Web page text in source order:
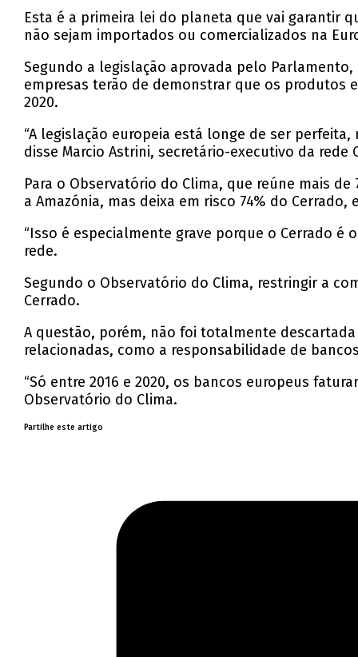
Esta é a primeira lei do planeta que vai garantir
não sejam importados ou comercializados na
Segundo a legislação aprovada pelo
empresas terão de demonstrar que os produtos
2020.
“A legislação europeia está longe de ser
disse Marcio Astrini, secretário-executivo da
Para o Observatório do Clima, que reúne mais
a Amazónia, mas deixa em risco 74% do
“Isso é especialmente grave porque o Cerrado
rede.
Segundo o Observatório do Clima, restringir a
Cerrado.
A questão, porém, não foi totalmente
relacionadas, como a responsabilidade de
“Só entre 2016 e 2020, os bancos europeus
Observatório do Clima.
Partilhe este artigo